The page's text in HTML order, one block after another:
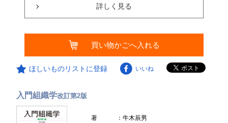
詳しく見る
買い物かごへ入れる
ほしいものリストに登録 いいね
入門組織学改訂第2版
著
：牛木辰男